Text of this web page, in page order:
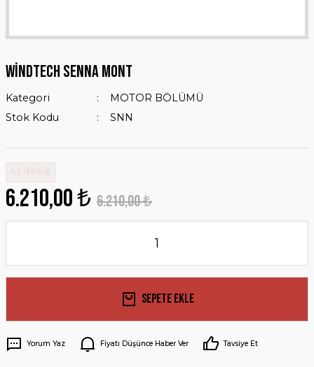
WİNDTECH SENNA MONT
Kategori
MOTOR BÖLÜMÜ
Stok Kodu
SNN
6.210,00 ₺ 6.210,00 ₺
Sepete Ekle
Yorum Yaz Fiyatı Düşünce Haber Ver Tavsiye Et